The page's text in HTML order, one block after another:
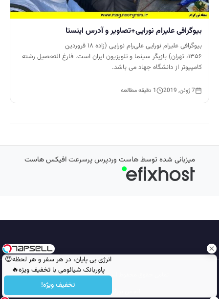
انرژی بی پایان، در هر سفر و هر لحظه😍
پاوربانک شیائومی با تخفیف ویژه🔥
تخفیف ویژه!
بیوگرافی علیرام نورایی+تصاویر و آدرس اینستا
بیوگرافی علیرام نورایی علی‌رام نورایی (زاده ۱۸ فروردین
۱۳۵۶، تهران) بازیگر سینما و تلویزیون ایران است. فارغ التحصیل رشته
کامپیوتر از دانشگاه جهاد می باشد.
7 ژوئن, 2019 1 دقیقه مطالعه
میزبانی شده توسطهاست وردپرس پرسرعتافیکس هاست
تمامی حقوق محفوظ است © 2026
مجله نورگرام
انجمن نورگرام